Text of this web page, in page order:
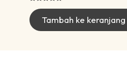
dari 5
Tambah ke keranjang